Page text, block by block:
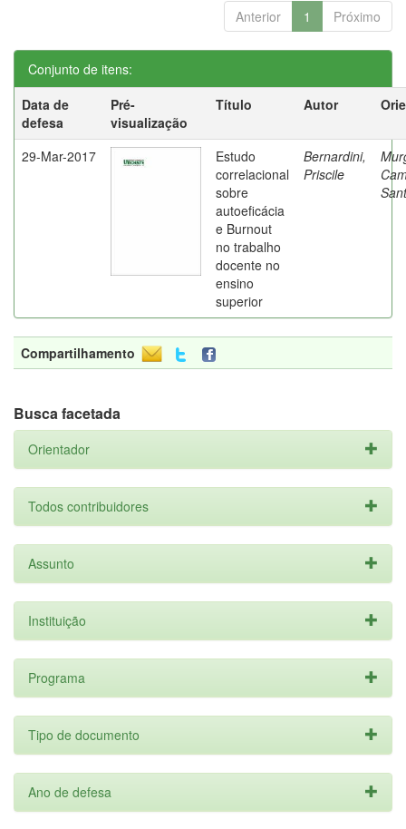
Anterior 1 Próximo
Conjunto de itens:
Data de
defesa
Pré-
visualização
Título Autor
29-Mar-2017
Estudo
correlacional
sobre
autoeficácia
e Burnout
no trabalho
docente no
ensino
superior
Bernardini,
Priscile
Compartilhamento
Busca facetada
Orientador
Todos contribuidores
Assunto
Instituição
Programa
Tipo de documento
Ano de defesa